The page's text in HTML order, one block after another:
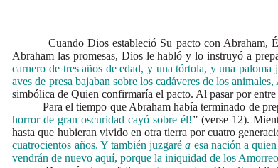
Cuando Dios estableció Su pacto con Abraham, Él lo
Abraham las promesas, Dios le habló y lo instruyó a
carnero de tres años de edad, y una tórtola, y una
aves de presa bajaban sobre los cadáveres de los
simbólica de Quien confirmaría el pacto. Al pasar por
Para el tiempo que Abraham había terminado de
horror de gran oscuridad cayó sobre él!” (verse 12).
hasta que hubieran vivido en otra tierra por cuatro
cuatrocientos años. Y también juzgaréa esa nación a
vendrán de nuevo aquí, porque la iniquidad de los